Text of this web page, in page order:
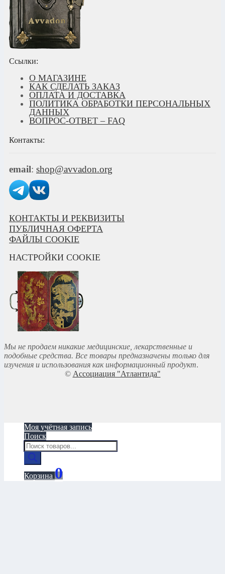
Ссылки:
О МАГАЗИНЕ
КАК СДЕЛАТЬ ЗАКАЗ
ОПЛАТА И ДОСТАВКА
ПОЛИТИКА ОБРАБОТКИ ПЕРСОНАЛЬНЫХ
ДАННЫХ
ВОПРОС-ОТВЕТ – FAQ
Контакты:
email: shop@avvadon.org
КОНТАКТЫ И РЕКВИЗИТЫ
ПУБЛИЧНАЯ ОФЕРТА
ФАЙЛЫ COOKIE
НАСТРОЙКИ COOKIE
Мы не продаем никакие медицинские, лекарственные и
подобные средства. Все товары предназначены только для
изучения и использования как информационный продукт.
© Ассоциация "Атлантида"
Моя учётная запись
Поиск
Поиск
товаров
Корзина 0